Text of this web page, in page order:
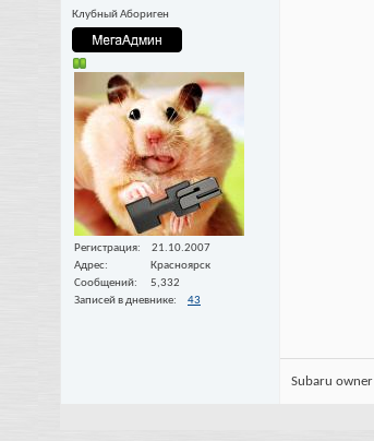
Клубный Абориген
Регистрация
21.10.2007
Адрес
Красноярск
Сообщений
5,332
Записей в дневнике
43
Subaru owner